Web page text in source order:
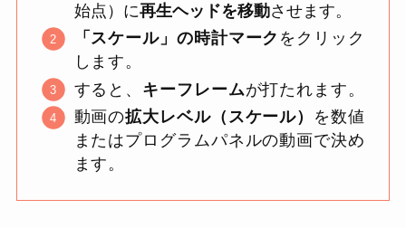
始点）に再生ヘッドを移動させます。
「スケール」の時計マーク をクリック
します。
すると、 キーフレームが打たれます。
動画の拡大レベル（スケール） を数値
またはプログラムパネルの動画で決め
ます。